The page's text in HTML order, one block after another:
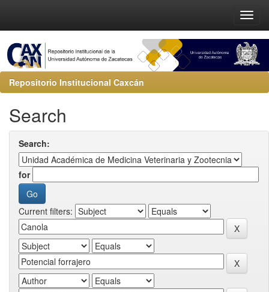
Repositorio Institucional Caxcán
Search
Search:
for
Current filters: